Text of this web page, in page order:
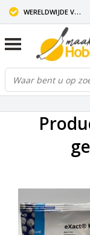
WERELDWIJDE VERZENDING